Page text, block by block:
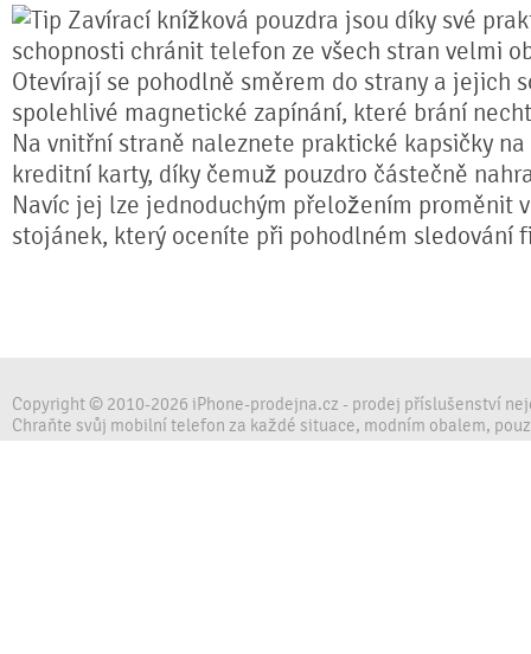
Zavírací knížková pouzdra jsou díky své
schopnosti chránit telefon ze všech stran velmi
Otevírají se pohodlně směrem do strany a jejich
spolehlivé magnetické zapínání, které brání
Na vnitřní straně naleznete praktické kapsičky na
kreditní karty, díky čemuž pouzdro částečně
Navíc jej lze jednoduchým přeložením proměnit
stojánek, který oceníte při pohodlném sledování
Copyright © 2010-2026 iPhone-prodejna.cz - prodej příslušenství
Chraňte svůj mobilní telefon za každé situace, modním obalem,